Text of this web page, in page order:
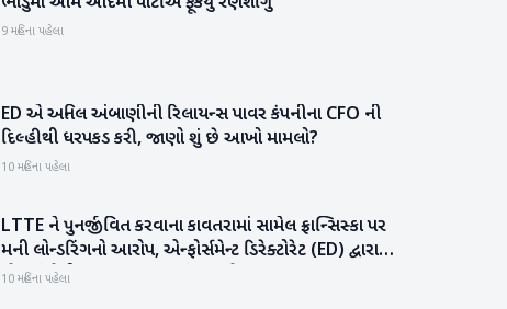
9 મહિના પહેલા
બિઝનેસ
ED એ અનિલ અંબાણીની રિલાયન્સ પાવર કંપનીના CFO ની
દિલ્હીથી ધરપકડ કરી, જાણો શું છે આખો મામલો?
10 મહિના પહેલા
રાજકારણ
LTTE ને પુનર્જીવિત કરવાના કાવતરામાં સામેલ ફ્રાન્સિસ્કા પર
મની લોન્ડરિંગનો આરોપ, એન્ફોર્સમેન્ટ ડિરેક્ટોરેટ (ED) દ્વારા
જેલમાં તેની પૂછપરછ કરવામાં આવશે
10 મહિના પહેલા